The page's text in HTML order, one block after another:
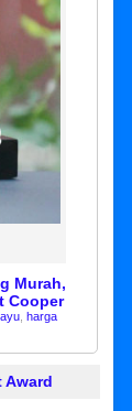
Murah,
Cooper
,harga
Award